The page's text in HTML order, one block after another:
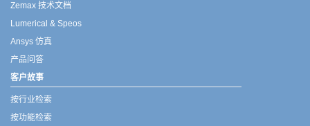
Zemax 技术文档
Lumerical & Speos
Ansys 仿真
产品问答
客户故事
按行业检索
按功能检索